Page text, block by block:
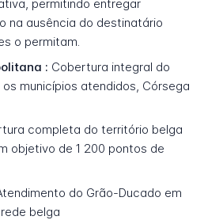
permitindo entregar
na ausência do destinatário
o permitam.
: Cobertura integral do
municípios atendidos, Córsega
completa do território belga
objetivo de 1 200 pontos de
do Grão-Ducado em
belga